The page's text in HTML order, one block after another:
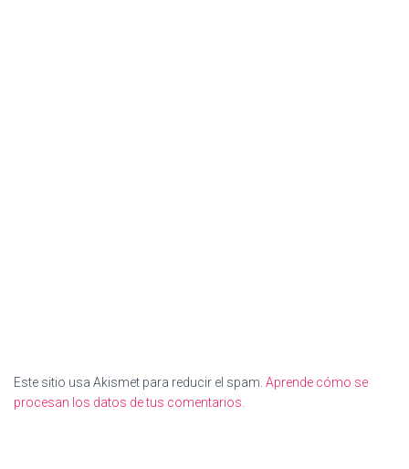
Este sitio usa Akismet para reducir el spam. Aprende cómo se
procesan los datos de tus comentarios.